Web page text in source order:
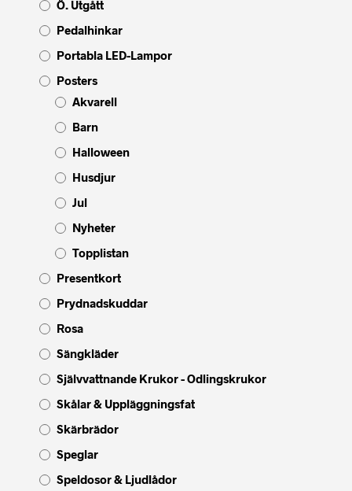
Ö. Utgått
Pedalhinkar
Portabla LED-Lampor
Posters
Akvarell
Barn
Halloween
Husdjur
Jul
Nyheter
Topplistan
Presentkort
Prydnadskuddar
Rosa
Sängkläder
Självvattnande Krukor - Odlingskrukor
Skålar & Uppläggningsfat
Skärbrädor
Speglar
Speldosor & Ljudlådor